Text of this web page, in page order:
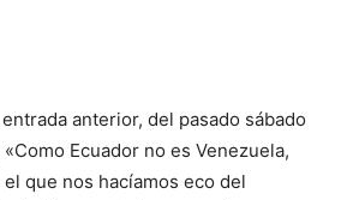
anterior, del pasado sábado
Ecuador no es Venezuela,
que nos hacíamos eco del